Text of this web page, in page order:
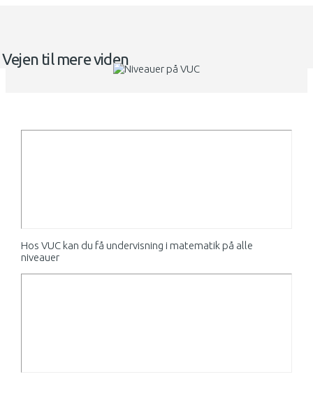
Vejen til mere viden
Hos VUC kan du få undervisning i matematik på alle
niveauer